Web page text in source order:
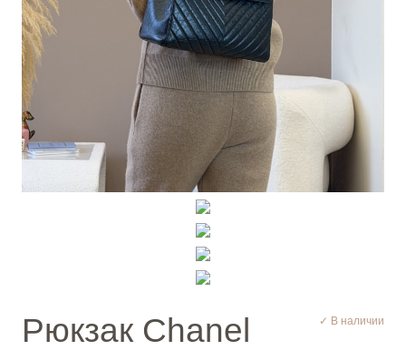
Рюкзак Chanel ✓ В наличии